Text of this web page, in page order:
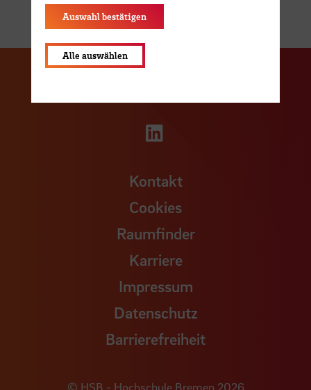
Zu unserer Instagram Seite
Zu unserer
Zu unserer
Kontakt
Cookies
Raumfinder
Karriere
Impressum
Datenschutz
Barrierefreiheit
Auswahl bestätigen
Alle auswählen